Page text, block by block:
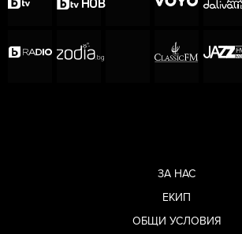
ЗА НАС
ЕКИП
ОБЩИ УСЛОВИЯ